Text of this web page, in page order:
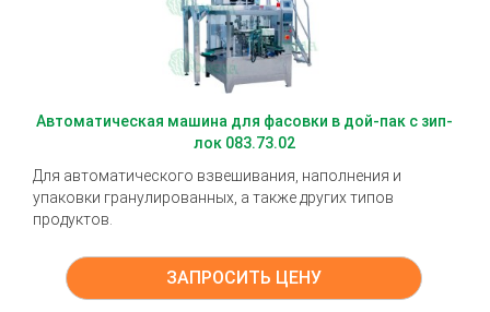
Автоматическая машина для фасовки в дой-пак с зип-
лок 083.73.02
Для автоматического взвешивания, наполнения и
упаковки гранулированных, а также других типов
продуктов.
ЗАПРОСИТЬ ЦЕНУ